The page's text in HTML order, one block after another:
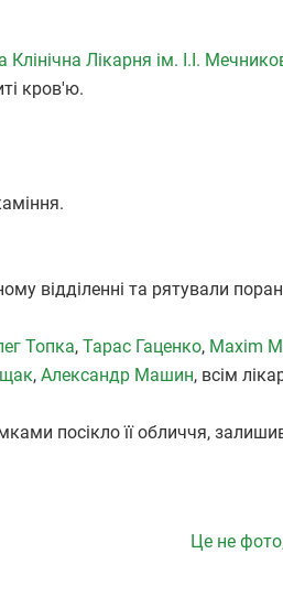
Лікарня ім. І.І.
кров'ю.
відділенні та рятували
Топка, Тарас Гаценко, Maxim
, Александр Машин, всім
посікло її обличчя,
Це не